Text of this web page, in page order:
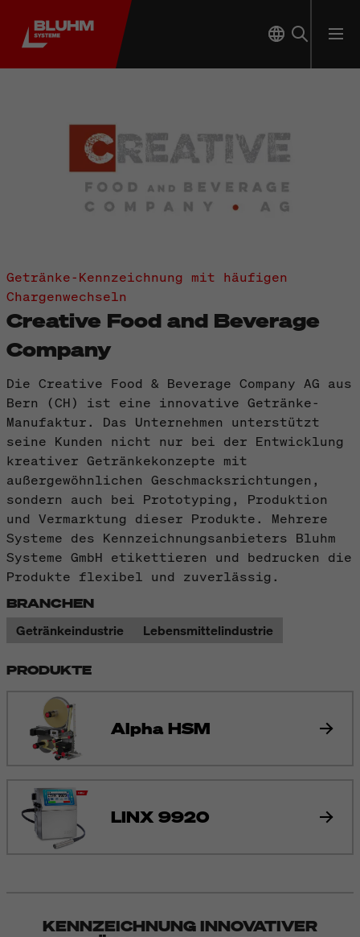
Getränke-Kennzeichnung mit häufigen
Chargenwechseln
Creative Food and Beverage
Company
Die Creative Food & Beverage Company AG aus
Bern (CH) ist eine innovative Getränke-
Manufaktur. Das Unternehmen unterstützt
seine Kunden nicht nur bei der Entwicklung
kreativer Getränkekonzepte mit
außergewöhnlichen Geschmacksrichtungen,
sondern auch bei Prototyping, Produktion
und Vermarktung dieser Produkte. Mehrere
Systeme des Kennzeichnungsanbieters Bluhm
Systeme GmbH etikettieren und bedrucken die
Produkte flexibel und zuverlässig.
BRANCHEN
Getränkeindustrie
Lebensmittelindustrie
PRODUKTE
Alpha HSM
LINX 9920
KENNZEICHNUNG INNOVATIVER